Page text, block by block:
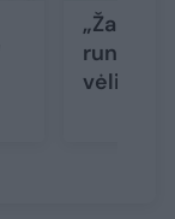
vėliava